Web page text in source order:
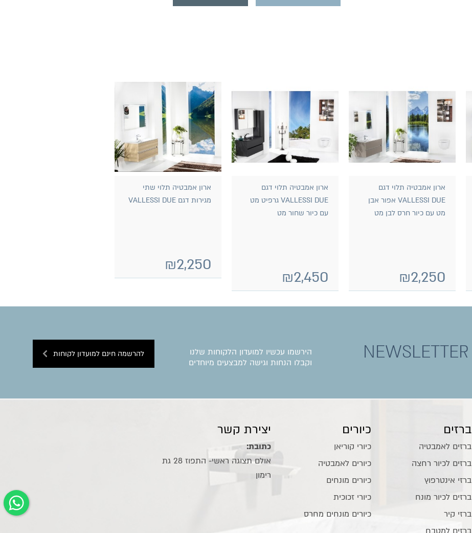
ארון אמבטיה תלוי דגם
VALLESSI DUE אפור אבן
מט עם כיור חרס לבן מט
₪2,250
ארון אמבטיה תלוי דגם
VALLESSI DUE גרפיט מט
עם כיור שחור מט
₪2,450
ארון אמבטיה תלוי שתי
מגירות דגם VALLESSI DUE
₪2,250
NEWSLETTER
הירשמו עכשיו למועדון הלקוחות שלנו
וקבלו הנחות וגישה למבצעים מיוחדים
להרשמה חינם למועדון לקוחות
ברזים
ברזים לאמבטיה
ברזים לכיור רחצה
ברזי אינטרפוץ
ברזים לכיור מונח
ברזי קיר
כיורים
כיורי קוריאן
כיורים לאמבטיה
כיורים מונחים
כיורי זכוכית
כיורים מונחים מחרס
יצירת קשר
כתובת:
אולם תצוגה ראשי- התפוז 28 גת
רימון